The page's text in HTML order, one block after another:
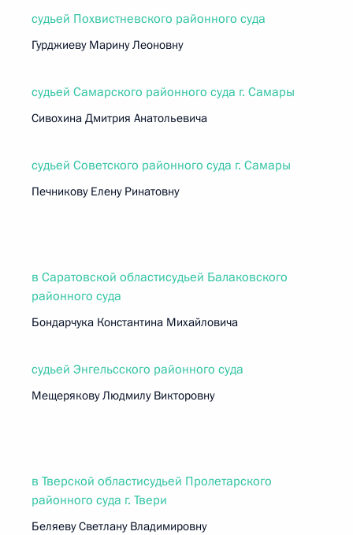
судьей Похвистневского районного суда
Гурджиеву Марину Леоновну
судьей Самарского районного суда г. Самары
Сивохина Дмитрия Анатольевича
судьей Советского районного суда г. Самары
Печникову Елену Ринатовну
в Саратовской областисудьей Балаковского
районного суда
Бондарчука Константина Михайловича
судьей Энгельсского районного суда
Мещерякову Людмилу Викторовну
в Тверской областисудьей Пролетарского
районного суда г. Твери
Беляеву Светлану Владимировну